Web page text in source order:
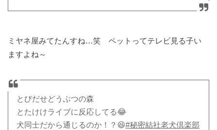
ミヤネ屋みてたんすね…笑 ペットってテレビ見る子い
ますよね～
とびだせどうぶつの森
とたけけライブに反応してる😂
犬同士だから通じるのか！？😆#秘密結社老犬倶楽部